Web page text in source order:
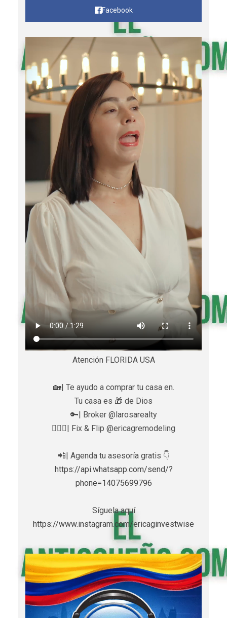
Facebook
Atención FLORIDA USA
🏡| Te ayudo a comprar tu casa en.
Tu casa es 🎁 de Dios
🔑| Broker @larosarealty
👷🏼‍♀️| Fix & Flip @ericagremodeling
📲| Agenda tu asesoría gratis 👇
https://api.whatsapp.com/send/?
phone=14075699796
Síguela aquí
https://www.instagram.com/ericaginvestwise